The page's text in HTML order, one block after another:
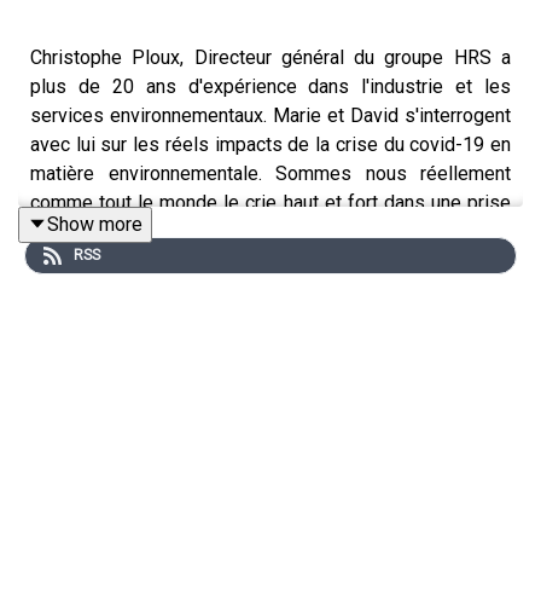
Christophe Ploux, Directeur général du groupe HRS a
plus de 20 ans d'expérience dans l'industrie et les
services environnementaux. Marie et David s'interrogent
avec lui sur les réels impacts de la crise du covid-19 en
matière environnementale. Sommes nous réellement
comme tout le monde le crie haut et fort dans une prise
de conscience profonde ou tout redeviendra-t-il comme
avant... voire bien pire ?
Show more
RSS